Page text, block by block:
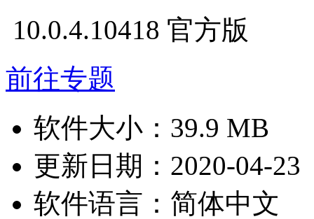
10.0.4.10418 官方版
前往专题
软件大小： 39.9 MB
更新日期： 2020-04-23
软件语言： 简体中文